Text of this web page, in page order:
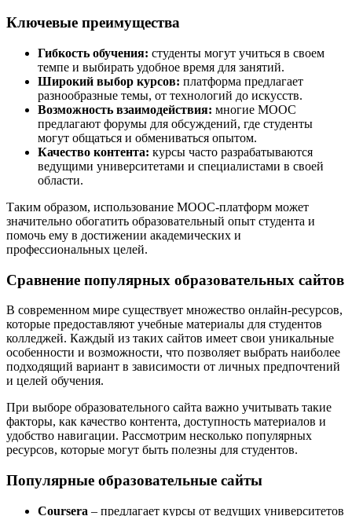
Ключевые преимущества
Гибкость обучения: студенты могут учиться в своем
темпе и выбирать удобное время для занятий.
Широкий выбор курсов: платформа предлагает
разнообразные темы, от технологий до искусств.
Возможность взаимодействия: многие MOOC
предлагают форумы для обсуждений, где студенты
могут общаться и обмениваться опытом.
Качество контента: курсы часто разрабатываются
ведущими университетами и специалистами в своей
области.
Таким образом, использование MOOC-платформ может
значительно обогатить образовательный опыт студента и
помочь ему в достижении академических и
профессиональных целей.
Сравнение популярных образовательных сайтов
В современном мире существует множество онлайн-ресурсов,
которые предоставляют учебные материалы для студентов
колледжей. Каждый из таких сайтов имеет свои уникальные
особенности и возможности, что позволяет выбрать наиболее
подходящий вариант в зависимости от личных предпочтений
и целей обучения.
При выборе образовательного сайта важно учитывать такие
факторы, как качество контента, доступность материалов и
удобство навигации. Рассмотрим несколько популярных
ресурсов, которые могут быть полезны для студентов.
Популярные образовательные сайты
Coursera – предлагает курсы от ведущих университетов